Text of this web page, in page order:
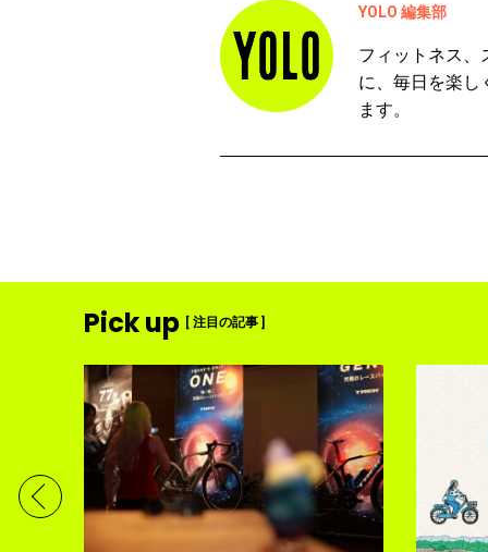
YOLO 編集部
フィットネス、
に、毎日を楽し
ます。
Pick up [ 注目の記事 ]
現す